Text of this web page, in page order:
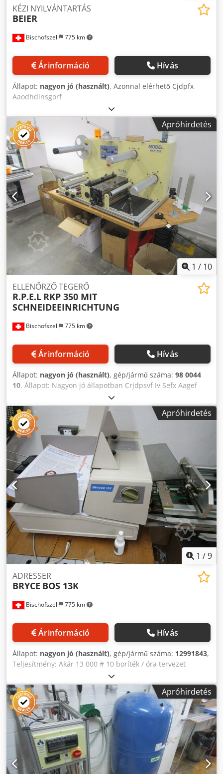
Bischofszell 775 km
KÉZI NYILVÁNTARTÁS
BEIER
Árinformáció Hívás
Állapot: nagyon jó (használt), Azonnal elérhető Cjdpfx
Aaodhdinsgorf
Apróhirdetés
1 / 10
Bischofszell 775 km
ELLENŐRZŐ TEGERŐ
R.P.E.L RKP 350 MIT
SCHNEIDEEINRICHTUNG
Árinformáció Hívás
Állapot: nagyon jó (használt), gép/jármű száma: 98 0044
10, Állapot: Nagyon jó állapotban Crjdpsvf Iv Sefx Aagef
Apróhirdetés
1 /9
Bischofszell 775 km
ADRESSER
BRYCE BOS 13K
Árinformáció Hívás
Állapot: nagyon jó (használt), gép/jármű száma: 12991843,
Teljesítmény: Akár 13 000 # 10 boríték / óra tervezet
minőségben. Akár 13 000 # 10 boríték / óra levél
minőségben // Akár 12 000 # 10 boríték / óra executive
minőségben Képterület: 9,4" x 15" (23,876 x 38,1 cm)
Felszereltség / egyéb specifikációk: Média mérete:
Szélesség: min. 3" és max. 12,25" között. Hossz: minimum
5" és maximum 15" között. Vastagság: Legfeljebb 1/4 "
(súlytól függően) Cedsic N Epepfx Aagorf Nyomtatási
felbontás: 150, 200, 300, 600 dpi vízszintesen, 600
függőlegesen Nyomtatási módok: Tervezet, levél,
végrehajtó Dokumentáció
Apróhirdetés